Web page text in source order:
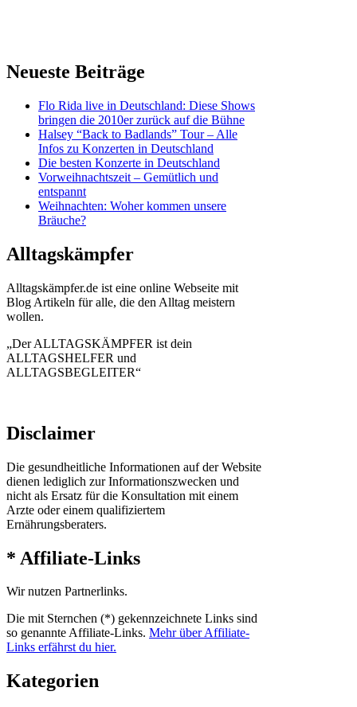
Neueste Beiträge
Flo Rida live in Deutschland: Diese Shows
bringen die 2010er zurück auf die Bühne
Halsey “Back to Badlands” Tour – Alle
Infos zu Konzerten in Deutschland
Die besten Konzerte in Deutschland
Vorweihnachtszeit – Gemütlich und
entspannt
Weihnachten: Woher kommen unsere
Bräuche?
Alltagskämpfer
Alltagskämpfer.de ist eine online Webseite mit
Blog Artikeln für alle, die den Alltag meistern
wollen.
„Der ALLTAGSKÄMPFER ist dein
ALLTAGSHELFER und
ALLTAGSBEGLEITER“
Disclaimer
Die gesundheitliche Informationen auf der Website
dienen lediglich zur Informationszwecken und
nicht als Ersatz für die Konsultation mit einem
Arzte oder einem qualifiziertem
Ernährungsberaters.
* Affiliate-Links
Wir nutzen Partnerlinks.
Die mit Sternchen (*) gekennzeichnete Links sind
so genannte Affiliate-Links. Mehr über Affiliate-
Links erfährst du hier.
Kategorien